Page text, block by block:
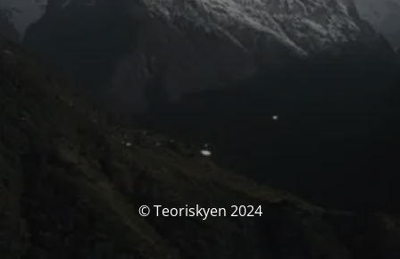
© Teoriskyen 2024